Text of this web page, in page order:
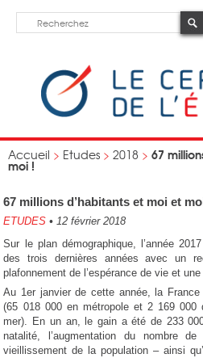
Accueil > Etudes > 2018 > 67
moi !
67 millions d’habitants et moi et
ETUDES • 12 février 2018
Sur le plan démographique, l’année
des trois dernières années avec un
plafonnement de l’espérance de vie et
Au 1er janvier de cette année, la
(65 018 000 en métropole et 2 169 000
mer). En un an, le gain a été de 233
natalité, l’augmentation du nombre
vieillissement de la population – ainsi